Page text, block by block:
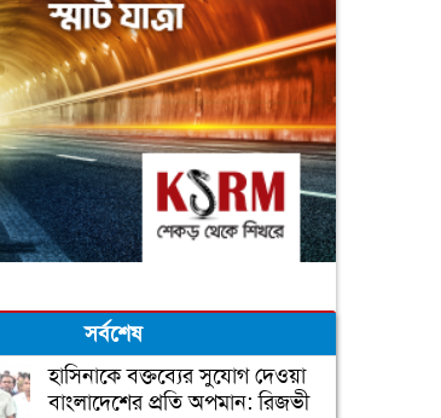
সর্বশেষ
হাসিনাকে বক্তব্যের সুযোগ দেওয়া
বাংলাদেশের প্রতি অপমান: রিজভী